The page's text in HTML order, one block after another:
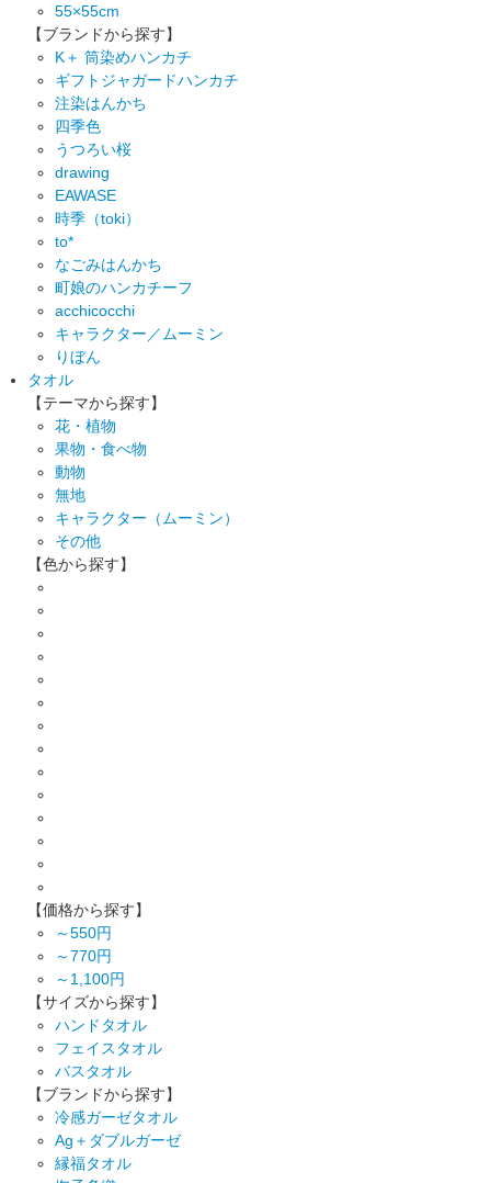
55×55cm
【ブランドから探す】
K＋ 筒染めハンカチ
ギフトジャガードハンカチ
注染はんかち
四季色
うつろい桜
drawing
EAWASE
時季（toki）
to*
なごみはんかち
町娘のハンカチーフ
acchicocchi
キャラクター／ムーミン
りぼん
タオル
【テーマから探す】
花・植物
果物・食べ物
動物
無地
キャラクター（ムーミン）
その他
【色から探す】
【価格から探す】
～550円
～770円
～1,100円
【サイズから探す】
ハンドタオル
フェイスタオル
バスタオル
【ブランドから探す】
冷感ガーゼタオル
Ag＋ダブルガーゼ
縁福タオル